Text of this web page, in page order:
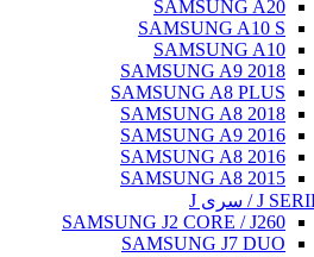
SAMSUNG
SAMSUNG A9
SAMSUNG A8
SAMSUNG A8
SAMSUNG A9
SAMSUNG A8
SAMSUNG A8
SAMSUNG J2 CORE /
SAMSUNG J7